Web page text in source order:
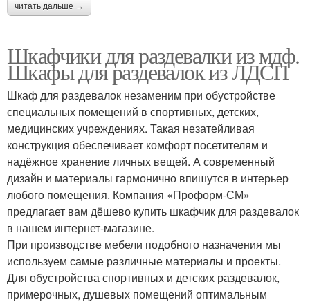
читать дальше →
Шкафчики для раздевалки из мдф.
Шкафы для раздевалок из ЛДСП
Шкаф для раздевалок незаменим при обустройстве
специальных помещений в спортивных, детских,
медицинских учреждениях. Такая незатейливая
конструкция обеспечивает комфорт посетителям и
надёжное хранение личных вещей. А современный
дизайн и материалы гармонично впишутся в интерьер
любого помещения. Компания «Проформ-СМ»
предлагает вам дёшево купить шкафчик для раздевалок
в нашем интернет-магазине.
При производстве мебели подобного назначения мы
используем самые различные материалы и проекты.
Для обустройства спортивных и детских раздевалок,
примерочных, душевых помещений оптимальным